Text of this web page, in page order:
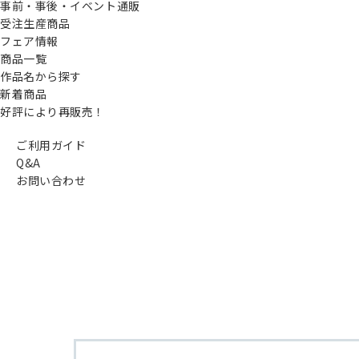
事前・事後・イベント通販
受注生産商品
フェア情報
商品一覧
作品名から探す
新着商品
好評により再販売！
ご利用ガイド
Q&A
お問い合わせ